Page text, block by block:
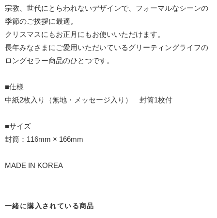
宗教、世代にとらわれないデザインで、フォーマルなシーンの
季節のご挨拶に最適。
クリスマスにもお正月にもお使いいただけます。
長年みなさまにご愛用いただいているグリーティングライフの
ロングセラー商品のひとつです。
■仕様
中紙2枚入り（無地・メッセージ入り） 封筒1枚付
■サイズ
封筒：116mm × 166mm
MADE IN KOREA
一緒に購入されている商品